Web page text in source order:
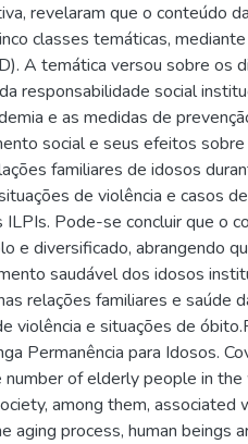
revelaram que o conteúdo
classes temáticas,
A temática versou sobre os
responsabilidade social
e as medidas de
social e seus efeitos
familiares de idosos
de violência e casos
Pode-se concluir que o
e diversificado, abrangendo
saudável dos idosos
relações familiares e saúde
violência e situações de
Permanência para Idosos.
number of elderly people in
among them, associated
aging process, human beings